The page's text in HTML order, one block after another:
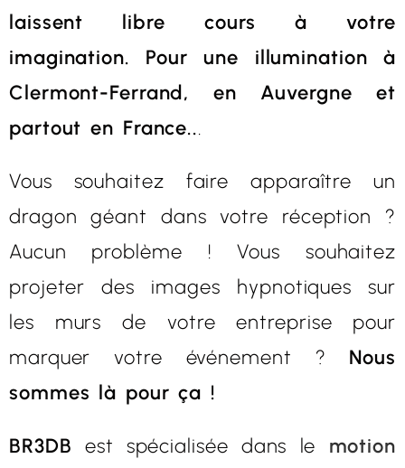
laissent libre cours à votre
imagination. Pour une illumination à
Clermont-Ferrand, en Auvergne et
partout en France...
Vous souhaitez faire apparaître un
dragon géant dans votre réception ?
Aucun problème ! Vous souhaitez
projeter des images hypnotiques sur
les murs de votre entreprise pour
marquer votre événement ? Nous
sommes là pour ça !
BR3DB est spécialisée dans le motion